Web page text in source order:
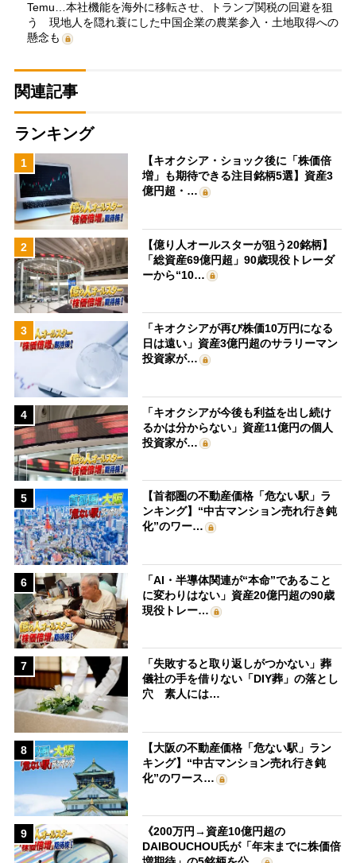
Temu…本社機能を海外に移転させ、トランプ関税の回避を狙
う 現地人を隠れ蓑にした中国企業の農業参入・土地取得への
懸念も
関連記事
ランキング
1
【キオクシア・ショック後に「株価倍
増」も期待できる注目銘柄5選】資産3
億円超・…
2
【億り人オールスターが狙う20銘柄】
「総資産69億円超」90歳現役トレーダ
ーから“10…
3
「キオクシアが再び株価10万円になる
日は遠い」資産3億円超のサラリーマン
投資家が…
4
「キオクシアが今後も利益を出し続け
るかは分からない」資産11億円の個人
投資家が…
5
【首都圏の不動産価格「危ない駅」ラ
ンキング】“中古マンション売れ行き鈍
化”のワー…
6
「AI・半導体関連が“本命”であること
に変わりはない」資産20億円超の90歳
現役トレー…
7
「失敗すると取り返しがつかない」葬
儀社の手を借りない「DIY葬」の落とし
穴 素人には…
8
【大阪の不動産価格「危ない駅」ラン
キング】“中古マンション売れ行き鈍
化”のワース…
9
《200万円→資産10億円超の
DAIBOUCHOU氏が「年末までに株価倍